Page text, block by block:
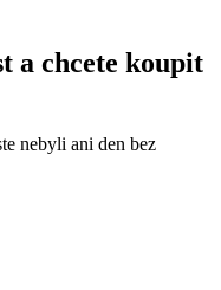
a chcete koupit
nebyli ani den bez